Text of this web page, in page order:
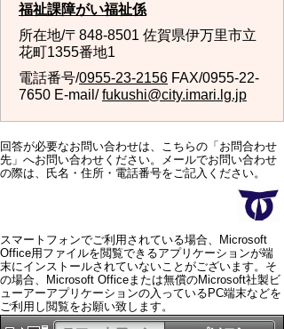
福祉課障がい福祉係
所在地/〒848-8501 佐賀県伊万里市立
花町1355番地1
電話番号/0955-23-2156 FAX/0955-22-
7650 E-mail/fukushi@city.imari.lg.jp
回答が必要なお問い合わせは、こちらの「お問合わせ
先」へお問い合わせください。メールでお問い合わせ
の際は、氏名・住所・電話番号をご記入ください。
スマートフォンでご利用されている場合、Microsoft
Office用ファイルを閲覧できるアプリケーションが端
末にインストールされていないことがございます。そ
の場合、Microsoft Officeまたは無償のMicrosoft社製ビ
ューアーアプリケーションの入っているPC端末などを
ご利用し閲覧をお願い致します。